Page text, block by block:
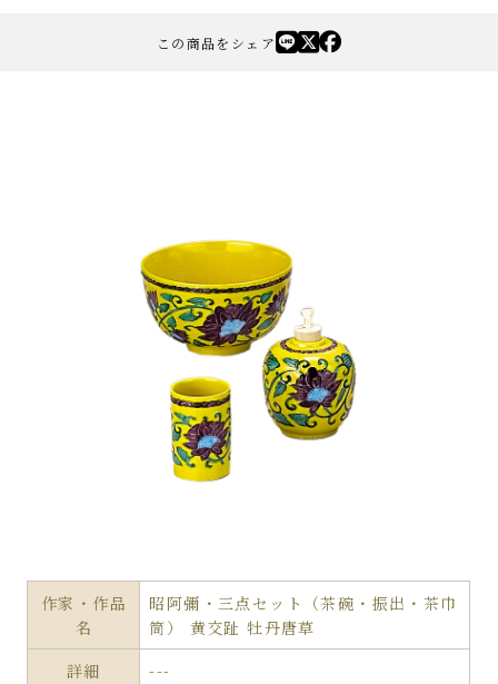
この商品をシェア
作家・作品
名
昭阿彌・三点セット（茶碗・振出・茶巾
筒） 黄交趾 牡丹唐草
詳細
---